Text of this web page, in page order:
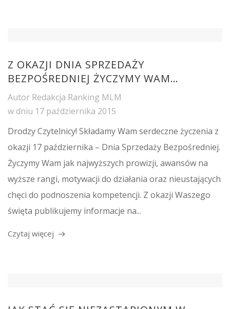
Z OKAZJI DNIA SPRZEDAŻY
BEZPOŚREDNIEJ ŻYCZYMY WAM…
Autor Redakcja Ranking MLM
w dniu 17 października 2015
Drodzy Czytelnicy! Składamy Wam serdeczne życzenia z
okazji 17 października – Dnia Sprzedaży Bezpośredniej.
Życzymy Wam jak najwyższych prowizji, awansów na
wyższe rangi, motywacji do działania oraz nieustających
chęci do podnoszenia kompetencji. Z okazji Waszego
święta publikujemy informacje na...
Czytaj więcej